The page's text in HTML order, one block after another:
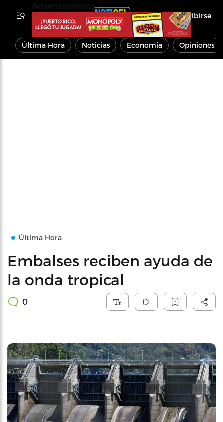
Inscribirse
Última Hora Noticias Economía Opiniones
Última Hora
Embalses reciben ayuda de
la onda tropical
0
Advertisements